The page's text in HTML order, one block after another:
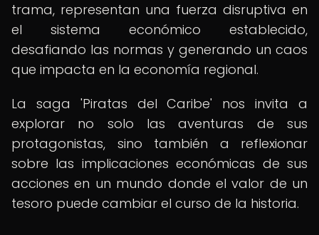
trama, representan una fuerza disruptiva en
el sistema económico establecido,
desafiando las normas y generando un caos
que impacta en la economía regional.
La saga 'Piratas del Caribe' nos invita a
explorar no solo las aventuras de sus
protagonistas, sino también a reflexionar
sobre las implicaciones económicas de sus
acciones en un mundo donde el valor de un
tesoro puede cambiar el curso de la historia.